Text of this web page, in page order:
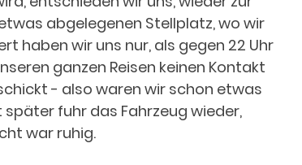
abgelegenen Stellplatz, wo wir
haben wir uns nur, als gegen 22 Uhr
ganzen Reisen keinen Kontakt
- also waren wir schon etwas
fuhr das Fahrzeug wieder,
war ruhig.